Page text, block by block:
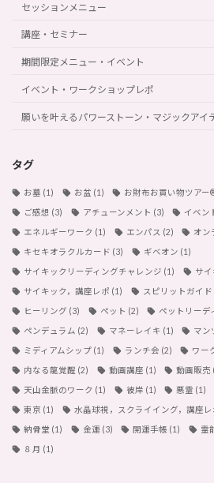
セッションメニュー
講座・セミナー
期間限定メニュー・イベント
イベント・ワークショップレポ
願いを叶えるパワーストーン・マジックアイ
タグ
お墓 (1) お盆 (1) お財布お買い物ツアー
ご感想 (3) アチューンメント (3) イベン
エネルギーワーク (1) エンパス (2) オン
キセキオラクルカード (3) ギベオン (1)
サイキックリーディングチャレンジ (1) サ
サイキック，講座レポ (1) スピリットガイド
ヒーリング (3) ペット (2) ペットリーデ
ペンデュラム (2) マネーレイキ (1) マン
ミディアムシップ (1) ランチ会 (2) ワー
内なる龍覚醒 (2) 動画講座 (1) 動画販売
天山金脈のワーク (1) 彼岸 (1) 悪霊 (1)
東京 (1) 水晶球視，スクライイング，講座レ
納骨堂 (1) 金運 (3) 開運手帳 (1) 霊
８月 (1)